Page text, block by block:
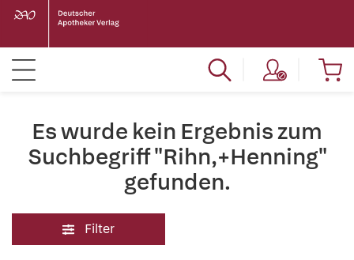
Es wurde kein Ergebnis zum
Suchbegriff "Rihn,+Henning"
gefunden.
Filter